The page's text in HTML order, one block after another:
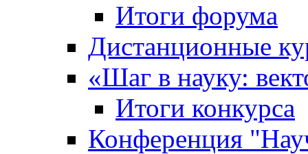
Итоги форума
Дистанционные
«Шаг в науку:
Итоги конкурса
Конференция